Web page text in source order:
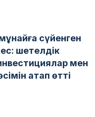
сүйенген
шетелдік
мен
атап өтті